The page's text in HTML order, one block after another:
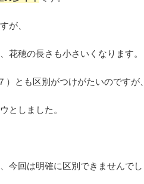
が、
花穂の長さも小さいくなります。
とも区別がつけがたいのですが、
としました。
今回は明確に区別できませんでし